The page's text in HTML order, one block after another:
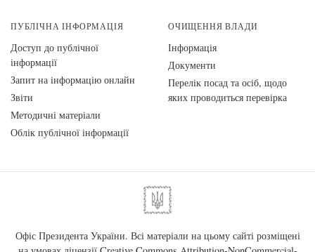
ПУБЛІЧНА ІНФОРМАЦІЯ
Доступ до публічної
інформації
Запит на інформацію онлайн
Звіти
Методичні матеріали
Облік публічної інформації
ОЧИЩЕННЯ ВЛАДИ
Інформація
Документи
Перелік посад та осіб, щодо
яких проводиться перевірка
Офіс Президента України. Всі матеріали на цьому сайті розміщені